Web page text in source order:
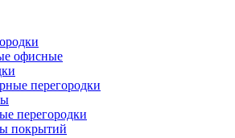
офисные
перегородки
перегородки
покрытий